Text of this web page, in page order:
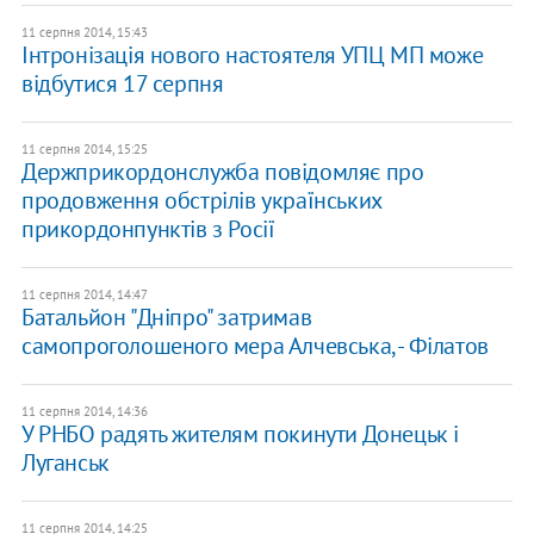
11 серпня 2014, 15:43
Інтронізація нового настоятеля УПЦ МП може
відбутися 17 серпня
11 серпня 2014, 15:25
Держприкордонслужба повідомляє про
продовження обстрілів українських
прикордонпунктів з Росії
11 серпня 2014, 14:47
Батальйон "Дніпро" затримав
самопроголошеного мера Алчевська, - Філатов
11 серпня 2014, 14:36
У РНБО радять жителям покинути Донецьк і
Луганськ
11 серпня 2014, 14:25